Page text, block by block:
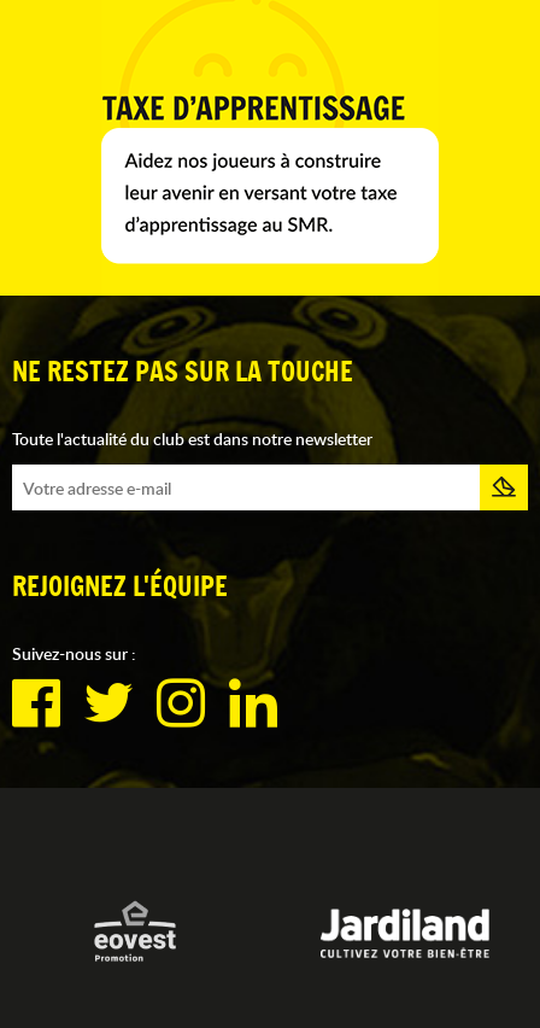
NE RESTEZ PAS SUR LA TOUCHE
Toute l'actualité du club est dans notre newsletter
REJOIGNEZ L'ÉQUIPE
Suivez-nous sur :